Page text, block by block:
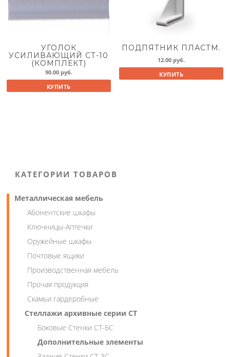
УГОЛОК
УСИЛИВАЮЩИЙ СТ-10
(КОМПЛЕКТ)
90.00 руб.
КУПИТЬ
ПОДПЯТНИК ПЛАСТМ.
12.00 руб.
КУПИТЬ
КАТЕГОРИИ ТОВАРОВ
Металлическая мебель
Абонентские шкафы
Ключницы-Аптечки
Оружейные шкафы
Почтовые ящики
Производственная мебель
Прочая продукция
Скамьи гардеробные
Стеллажи архивные серии СТ
Боковые Стенки СТ-БС
Дополнительные элементы